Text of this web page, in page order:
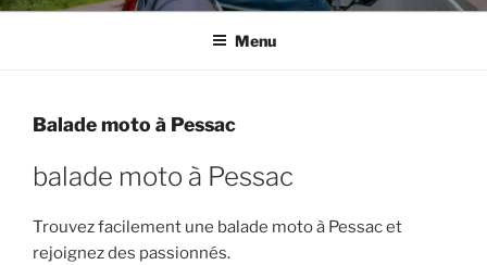
Menu
Balade moto à Pessac
balade moto à Pessac
Trouvez facilement une balade moto à Pessac et
rejoignez des passionnés.